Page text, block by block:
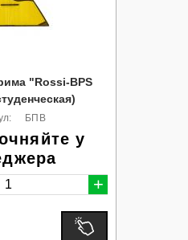
"Rossi-BPS
БПВ
у
+